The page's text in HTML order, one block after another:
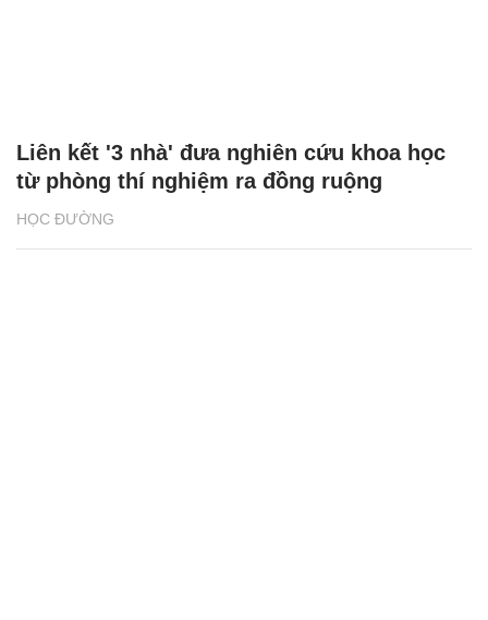
HỌC ĐƯỜNG
Liên kết '3 nhà' đưa nghiên cứu khoa học
từ phòng thí nghiệm ra đồng ruộng